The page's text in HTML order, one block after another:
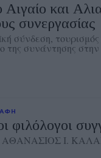
Αιγαίο και
συνεργασίας
σύνδεση,
της συνάντησης
φιλόλογοι
ΑΘΑΝΑΣΙΟΣ Ι.